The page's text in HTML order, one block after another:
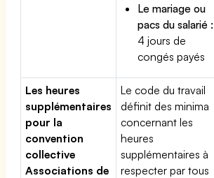
Le mariage ou
pacs du salarié :
4 jours de
congés payés
Les heures
supplémentaires
pour la
convention
collective
Associations de
Le code du travail
définit des minima
concernant les
heures
supplémentaires à
respecter par tous